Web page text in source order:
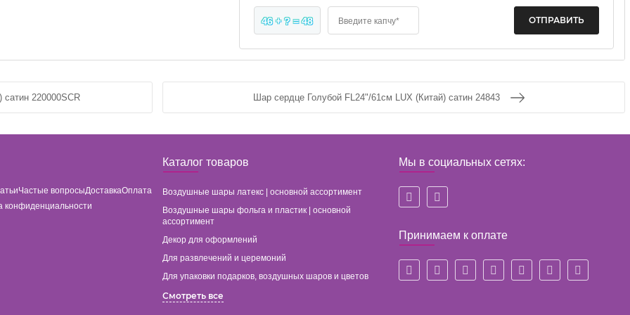
46 + ? = 48 Введите капчу*
220000SCR Шар сердце Голубой FL24"/61см LUX (Китай) сатин 24843
Частые вопросыДоставкаОплата
конфиденциальности
Каталог товаров
Воздушные шары латекс | основной ассортимент
Воздушные шары фольга и пластик | основной
ассортимент
Декор для оформлений
Для развлечений и церемоний
Для упаковки подарков, воздушных шаров и цветов
Смотреть все
Мы в социальных сетях:
Принимаем к оплате